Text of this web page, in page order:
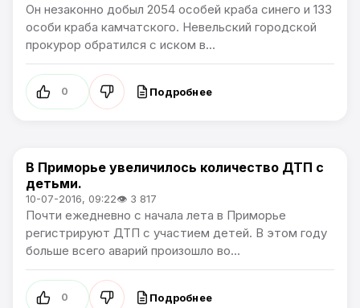
Он незаконно добыл 2054 особей краба синего и 133
особи краба камчатского. Невельский городской
прокурор обратился с иском в...
0 Подробнее
Новости Артёма
В Приморье увеличилось количество ДТП с
детьми.
10-07-2016, 09:22👁 3 817
Почти ежедневно с начала лета в Приморье
регистрируют ДТП с участием детей. В этом году
больше всего аварий произошло во...
0 Подробнее